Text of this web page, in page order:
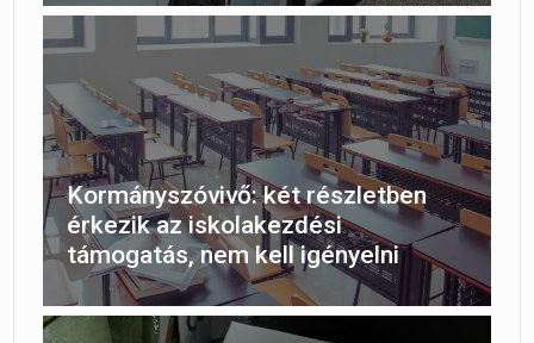
Kormányszóvivő: két részletben
érkezik az iskolakezdési
támogatás, nem kell igényelni